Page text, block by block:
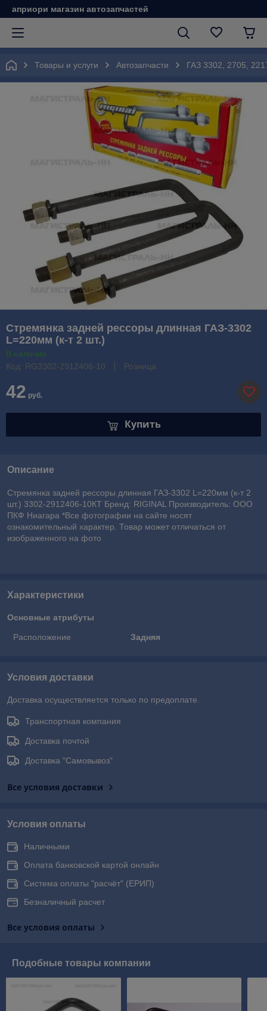
априори магазин автозапчастей
Товары и услуги Автозапчасти ГАЗ 3302, 2705,
Стремянка задней рессоры длинная ГАЗ-3302
L=220мм (к-т 2 шт.)
В наличии
Код: RG3302-2912406-10
Розница
42 руб.
Купить
Описание
Стремянка задней рессоры длинная ГАЗ-3302 L=220мм (к-т 2
шт.) 3302-2912406-10КТ Бренд: RIGINAL Производитель: ООО
ПКФ Ниагара *Все фотографии на сайте носят
ознакомительный характер. Товар может отличаться от
изображенного на фото
Характеристики
Основные атрибуты
Расположение Задняя
Условия доставки
Доставка осуществляется только по предоплате.
Транспортная компания
Доставка почтой
Доставка "Самовывоз"
Все условия доставки
Условия оплаты
Наличными
Оплата банковской картой онлайн
Система оплаты "расчёт" (ЕРИП)
Безналичный расчет
Все условия оплаты
Подобные товары компании